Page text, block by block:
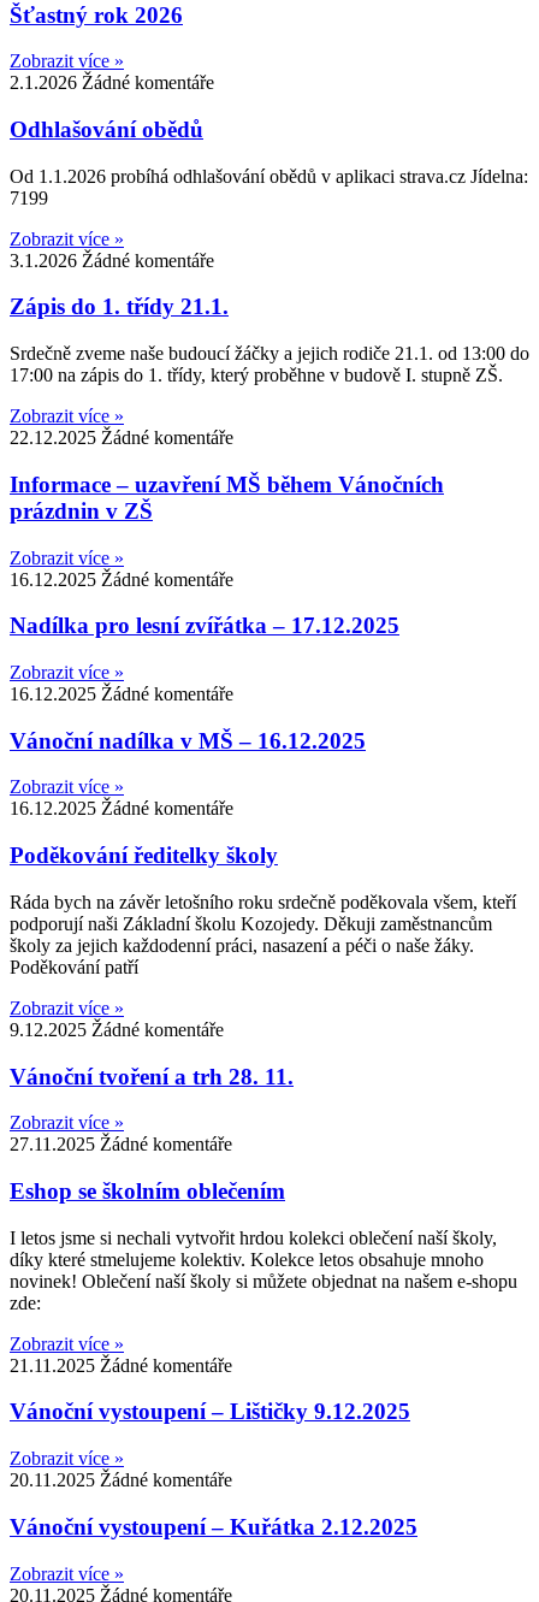
Šťastný rok 2026
Zobrazit více »
2.1.2026 Žádné komentáře
Odhlašování obědů
Od 1.1.2026 probíhá odhlašování obědů v aplikaci strava.cz Jídelna:
7199
Zobrazit více »
3.1.2026 Žádné komentáře
Zápis do 1. třídy 21.1.
Srdečně zveme naše budoucí žáčky a jejich rodiče 21.1. od 13:00 do
17:00 na zápis do 1. třídy, který proběhne v budově I. stupně ZŠ.
Zobrazit více »
22.12.2025 Žádné komentáře
Informace – uzavření MŠ během Vánočních
prázdnin v ZŠ
Zobrazit více »
16.12.2025 Žádné komentáře
Nadílka pro lesní zvířátka – 17.12.2025
Zobrazit více »
16.12.2025 Žádné komentáře
Vánoční nadílka v MŠ – 16.12.2025
Zobrazit více »
16.12.2025 Žádné komentáře
Poděkování ředitelky školy
Ráda bych na závěr letošního roku srdečně poděkovala všem, kteří
podporují naši Základní školu Kozojedy. Děkuji zaměstnancům
školy za jejich každodenní práci, nasazení a péči o naše žáky.
Poděkování patří
Zobrazit více »
9.12.2025 Žádné komentáře
Vánoční tvoření a trh 28. 11.
Zobrazit více »
27.11.2025 Žádné komentáře
Eshop se školním oblečením
I letos jsme si nechali vytvořit hrdou kolekci oblečení naší školy,
díky které stmelujeme kolektiv. Kolekce letos obsahuje mnoho
novinek! Oblečení naší školy si můžete objednat na našem e-shopu
zde:
Zobrazit více »
21.11.2025 Žádné komentáře
Vánoční vystoupení – Lištičky 9.12.2025
Zobrazit více »
20.11.2025 Žádné komentáře
Vánoční vystoupení – Kuřátka 2.12.2025
Zobrazit více »
20.11.2025 Žádné komentáře